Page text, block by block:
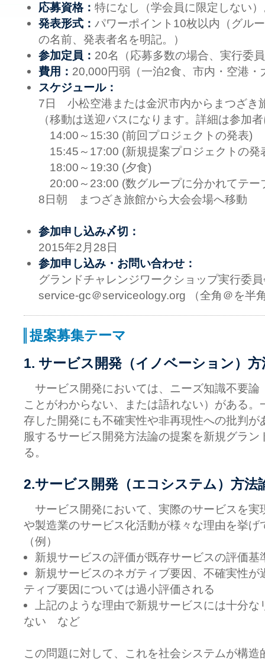
応募資格： 特になし（学会員に限定しない
発表形式： パワーポイント10枚以内（グル
の名前、発表者名を明記。）
参加定員： 20名（応募多数の場合、実行委
費用： 20,000円弱（一泊2食、市内・空港・
スケジュール：
7日 小松空港または金沢市内からまつざき
（移動は送迎バスになります。詳細は参加
14:00～15:30 (前回プロジェクトの発表)
15:45～17:00 (新規提案プロジェクトの発
18:00～19:30 (夕食)
20:00～23:00 (数グループに分かれてテー
8日朝 まつざき旅館から大会会場へ移動
参加申し込み〆切：
2015年2月28日
参加申し込み・お問い合わせ：
グランドチャレンジワークショップ実行委
service-gc＠serviceology.org （全角＠を半
提案募集テーマ
1. サービス開発（イノベーション）方
サービス開発においては、ニーズ知識不要論
ことがわからない、または語れない）がある
存した開発にも不確実性や非再現性への批判
服するサービス開発方法論の提案を新規グラ
る。
2.サービス開発（エコシステム）方法
サービス開発において、実際のサービスを実
や製造業のサービス化活動が様々な理由を挙
（例）
新規サービスの評価が既存サービスの評価
新規サービスのネガティブ要因、不確実性
ティブ要因については過小評価される
上記のような理由で新規サービスには十分
ない など
この問題に対して、これを社会システムが構